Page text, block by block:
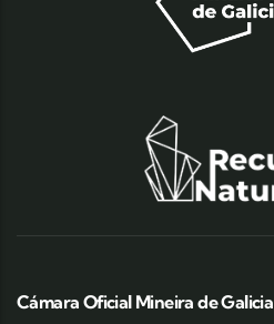
Cámara Oficial Mineira de Galicia